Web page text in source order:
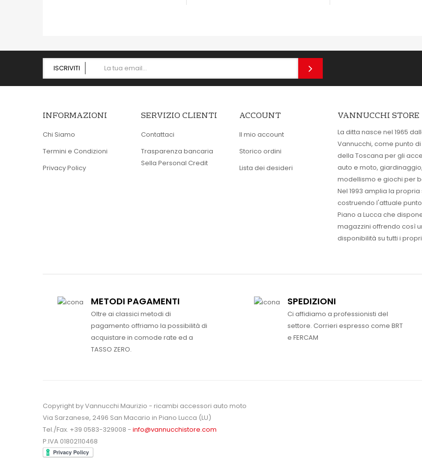
ISCRIVITI
INFORMAZIONI
Chi Siamo
Termini e Condizioni
Privacy Policy
SERVIZIO CLIENTI
Contattaci
Trasparenza bancaria
Sella Personal Credit
ACCOUNT
Il mio account
Storico ordini
Lista dei desideri
VANNUCCHI STORE
La ditta nasce nel 1965
Vannucchi, come punto
della Toscana per gli
auto e moto,
modellismo e giochi per
Nel 1993 amplia la
costruendo l'attuale
Piano a Lucca che
magazzini offrendo così
disponibilità su tutti i
METODI PAGAMENTI
Oltre ai classici metodi di
pagamento offriamo la possibilità di
acquistare in comode rate ed a
TASSO ZERO.
SPEDIZIONI
Ci affidiamo a professionisti del
settore. Corrieri espresso come BRT
e FERCAM
Copyright by Vannucchi Maurizio - ricambi accessori auto moto
Via Sarzanese, 2496 San Macario in Piano Lucca (LU)
Tel./Fax. +39 0583-329008 - info@vannucchistore.com
P.IVA 01802110468